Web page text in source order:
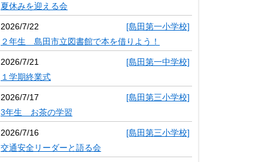
夏休みを迎える会
2026/7/22
[島田第一小学校]
２年生 島田市立図書館で本を借りよう！
2026/7/21
[島田第一中学校]
１学期終業式
2026/7/17
[島田第三小学校]
3年生 お茶の学習
2026/7/16
[島田第三小学校]
交通安全リーダーと語る会